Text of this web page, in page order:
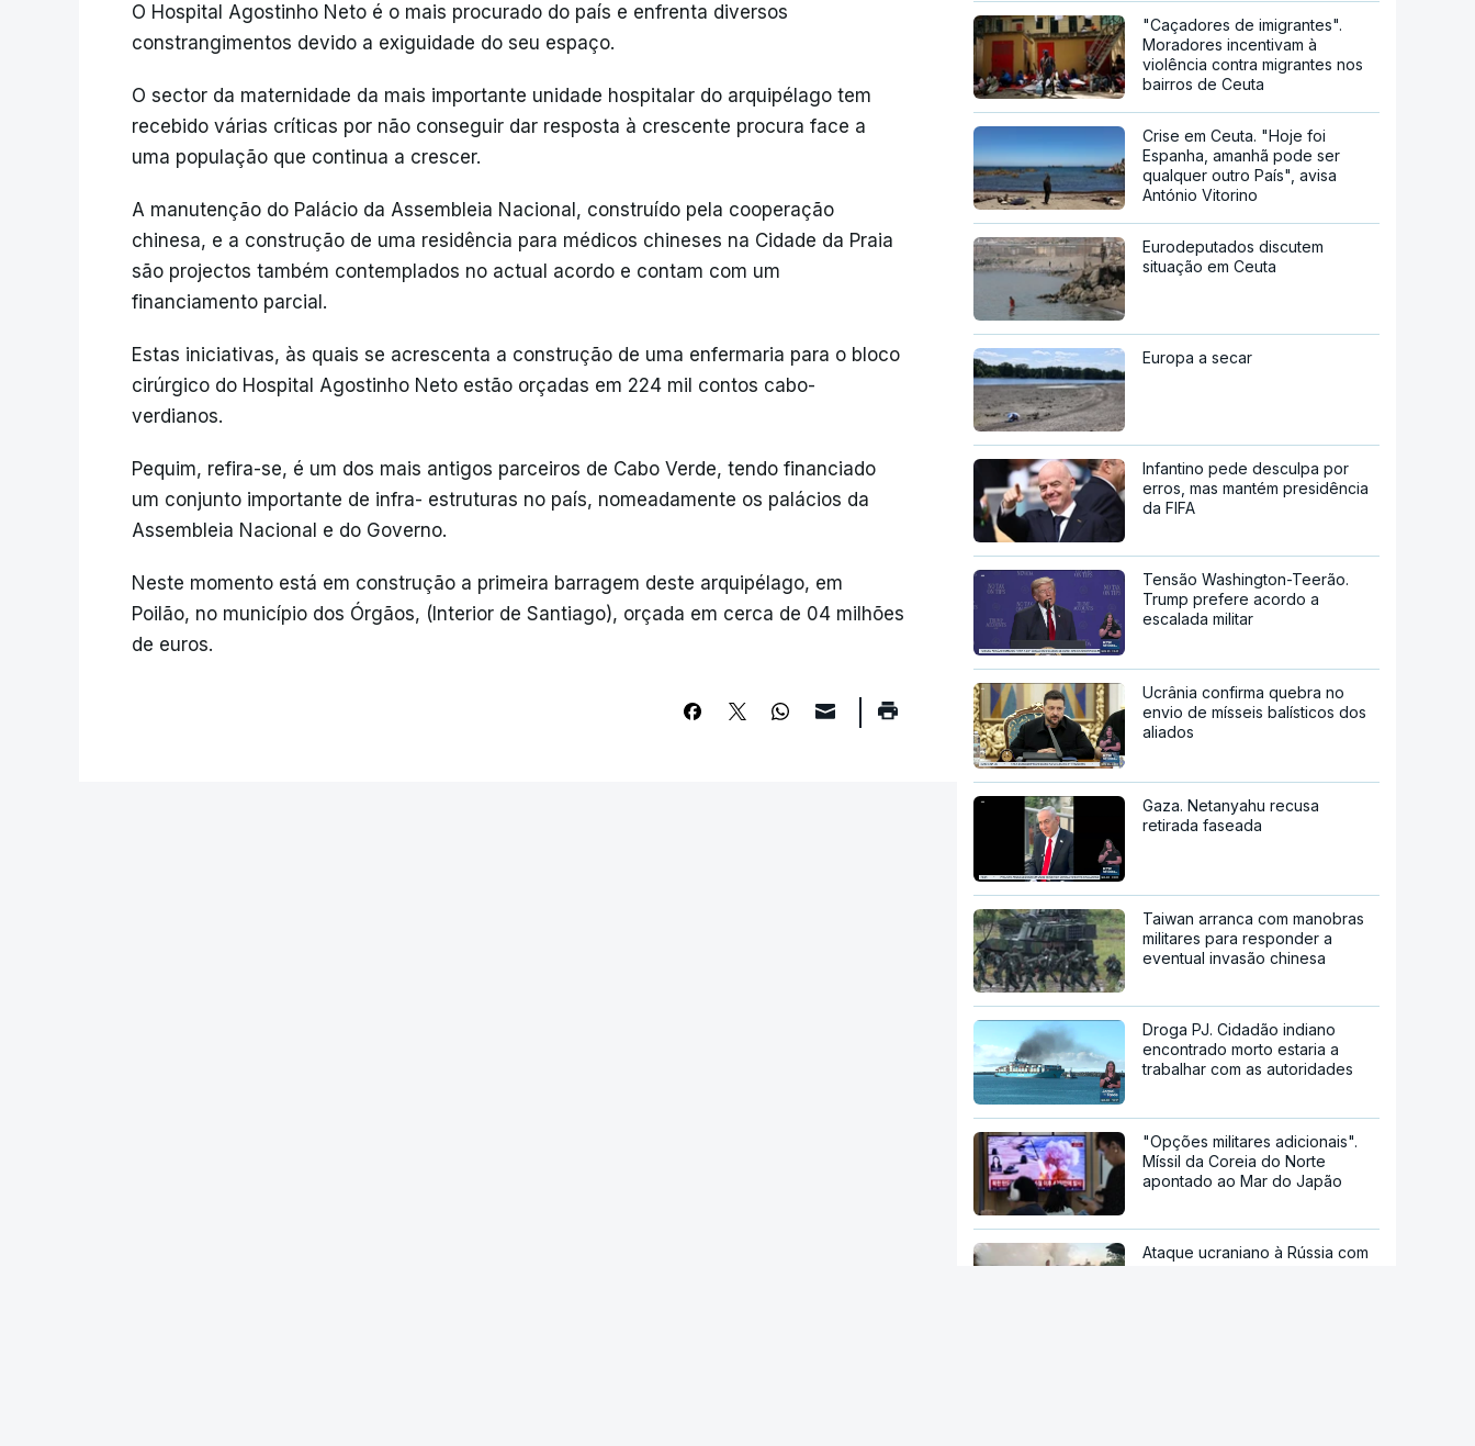
O Hospital Agostinho Neto é o mais procurado do país e enfrenta diversos
constrangimentos devido a exiguidade do seu espaço.
O sector da maternidade da mais importante unidade hospitalar do arquipélago tem
recebido várias críticas por não conseguir dar resposta à crescente procura face a
uma população que continua a crescer.
A manutenção do Palácio da Assembleia Nacional, construído pela cooperação
chinesa, e a construção de uma residência para médicos chineses na Cidade da Praia
são projectos também contemplados no actual acordo e contam com um
financiamento parcial.
Estas iniciativas, às quais se acrescenta a construção de uma enfermaria para o bloco
cirúrgico do Hospital Agostinho Neto estão orçadas em 224 mil contos cabo-
verdianos.
Pequim, refira-se, é um dos mais antigos parceiros de Cabo Verde, tendo financiado
um conjunto importante de infra- estruturas no país, nomeadamente os palácios da
Assembleia Nacional e do Governo.
Neste momento está em construção a primeira barragem deste arquipélago, em
Poilão, no município dos Órgãos, (Interior de Santiago), orçada em cerca de 04 milhões
de euros.
"Caçadores de imigrantes".
Moradores incentivam à
violência contra migrantes nos
bairros de Ceuta
Crise em Ceuta. "Hoje foi
Espanha, amanhã pode ser
qualquer outro País", avisa
António Vitorino
Eurodeputados discutem
situação em Ceuta
Europa a secar
Infantino pede desculpa por
erros, mas mantém presidência
da FIFA
Tensão Washington-Teerão.
Trump prefere acordo a
escalada militar
Ucrânia confirma quebra no
envio de mísseis balísticos dos
aliados
Gaza. Netanyahu recusa
retirada faseada
Taiwan arranca com manobras
militares para responder a
eventual invasão chinesa
Droga PJ. Cidadão indiano
encontrado morto estaria a
trabalhar com as autoridades
"Opções militares adicionais".
Míssil da Coreia do Norte
apontado ao Mar do Japão
Ataque ucraniano à Rússia com